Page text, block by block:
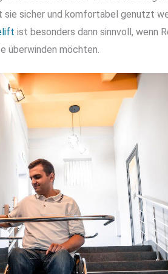
sie sicher und komfortabel genutzt
ist besonders dann sinnvoll, wenn
überwinden möchten.